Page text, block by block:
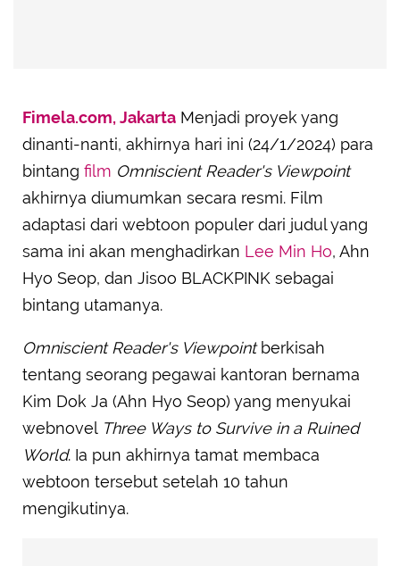
Fimela.com, Jakarta Menjadi proyek yang
dinanti-nanti, akhirnya hari ini (24/1/2024) para
bintang film Omniscient Reader's Viewpoint
akhirnya diumumkan secara resmi. Film
adaptasi dari webtoon populer dari judul yang
sama ini akan menghadirkan Lee Min Ho, Ahn
Hyo Seop, dan Jisoo BLACKPINK sebagai
bintang utamanya.
Omniscient Reader's Viewpointberkisah
tentang seorang pegawai kantoran bernama
Kim Dok Ja (Ahn Hyo Seop) yang menyukai
webnovel Three Ways to Survive in a Ruined
World. Ia pun akhirnya tamat membaca
webtoon tersebut setelah 10 tahun
mengikutinya.